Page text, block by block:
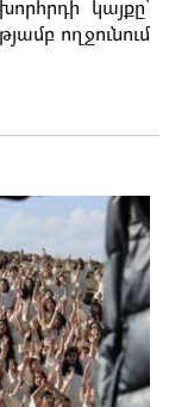
կայքը՝
ողջունում